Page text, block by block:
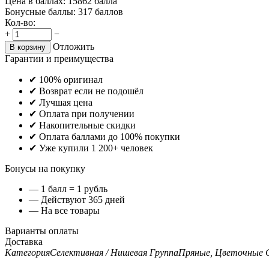
Бонусные баллы: 317 баллов
Кол-во:
+
−
В корзину
Отложить
Гарантии и преимущества
✔ 100% оригинал
✔ Возврат если не подошёл
✔ Лучшая цена
✔ Оплата при получении
✔ Накопительные скидки
✔ Оплата баллами до 100% покупки
✔ Уже купили 1 200+ человек
Бонусы на покупку
— 1 балл = 1 рубль
— Действуют 365 дней
— На все товары
Варианты оплаты
Доставка
КатегорияСелективная / Нишевая ГруппаПряные, Цветочные